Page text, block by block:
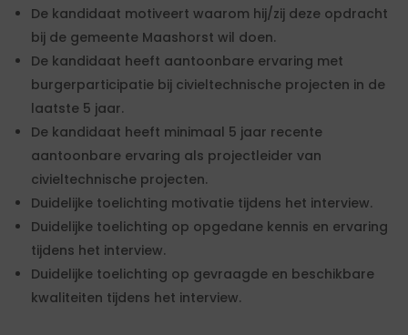
De kandidaat motiveert waarom hij/zij deze opdracht
bij de gemeente Maashorst wil doen.
De kandidaat heeft aantoonbare ervaring met
burgerparticipatie bij civieltechnische projecten in de
laatste 5 jaar.
De kandidaat heeft minimaal 5 jaar recente
aantoonbare ervaring als projectleider van
civieltechnische projecten.
Duidelijke toelichting motivatie tijdens het interview.
Duidelijke toelichting op opgedane kennis en ervaring
tijdens het interview.
Duidelijke toelichting op gevraagde en beschikbare
kwaliteiten tijdens het interview.